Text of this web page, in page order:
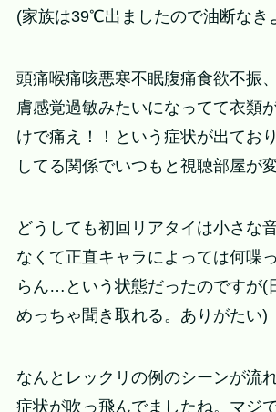
(家族は39℃出ましたので油断な
頭痛喉痛咳悪寒不眠腹痛食欲不振
膚感覚過敏みたいになってて衣類
けで痛え！！という症状が出てお
してる関係でいつもと視聴部屋が
どうしても初回リアタイは小さな
なくて正直キャラによっては何喋
らん…という状態だったのですが(
めっちゃ聞き取れる。ありがたい)
なんとレックリの例のシーンが流
症状が吹っ飛んでましたね。マジで